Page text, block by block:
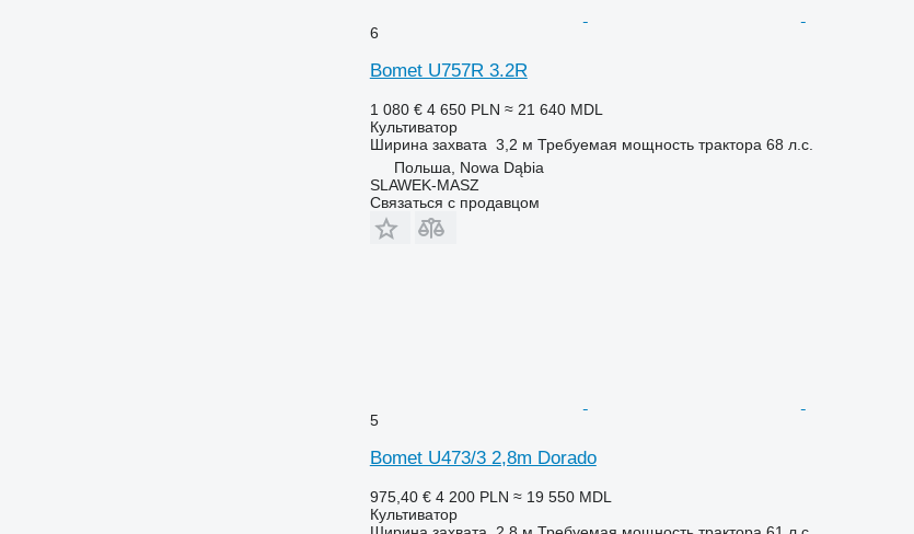
6
Bomet U757R 3.2R
1 080 € 4 650 PLN ≈ 21 640 MDL
Культиватор
Ширина захвата 3,2 м Требуемая мощность трактора 68 л.с.
Польша, Nowa Dąbia
SLAWEK-MASZ
Связаться с продавцом
5
Bomet U473/3 2,8m Dorado
975,40 € 4 200 PLN ≈ 19 550 MDL
Культиватор